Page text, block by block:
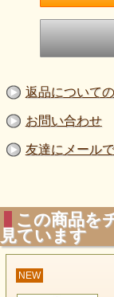
返品について
お問い合わせ
友達にメール
この商品を
見ています
NEW